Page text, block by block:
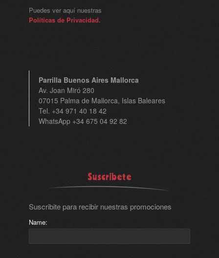
Puedes ver aquí nuestras
Políticas de Privacidad.
Parrilla Buenos Aires Mallorca
Av. Joan Miró 280
07015 Palma de Mallorca, Islas Baleares
Tel. +34 971 40 18 42
WhatsApp +34 675 04 92 82
Suscribete
Suscribite para recibir nuestras promociones
Name: